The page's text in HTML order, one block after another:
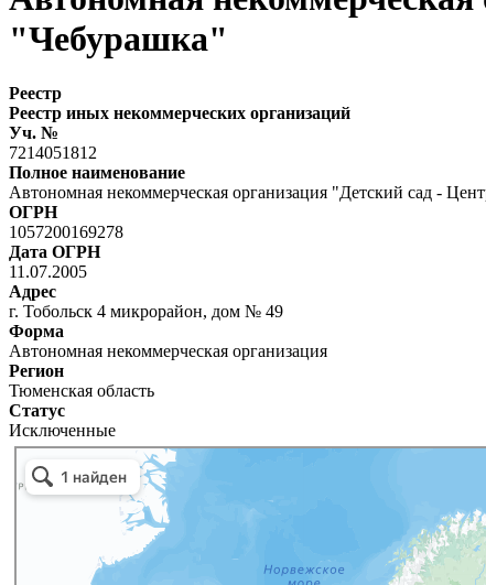
"Чебурашка"
Реестр
Реестр иных некоммерческих организаций
Уч. №
7214051812
Полное наименование
Автономная некоммерческая организация "Детский сад -
ОГРН
1057200169278
Дата ОГРН
11.07.2005
Адрес
г. Тобольск 4 микрорайон, дом № 49
Форма
Автономная некоммерческая организация
Регион
Тюменская область
Статус
Исключенные